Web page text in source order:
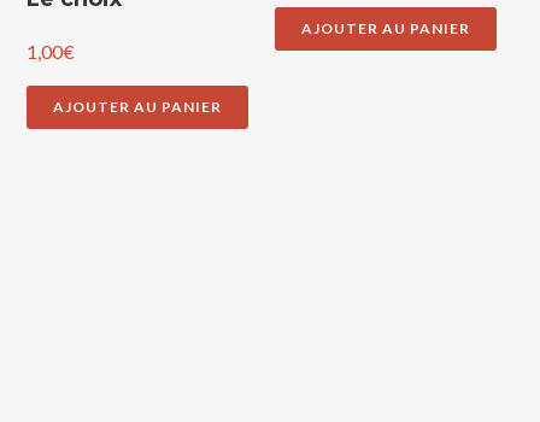
1,00€
AJOUTER AU PANIER
AJOUTER AU PANIER